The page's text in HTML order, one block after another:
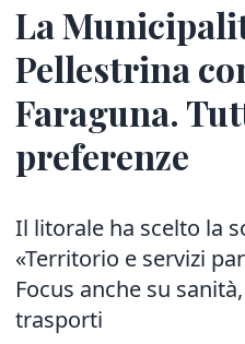
La
Pellestrina
Faraguna.
preferenze
Il litorale ha scelto la
«Territorio e servizi
Focus anche su
trasporti